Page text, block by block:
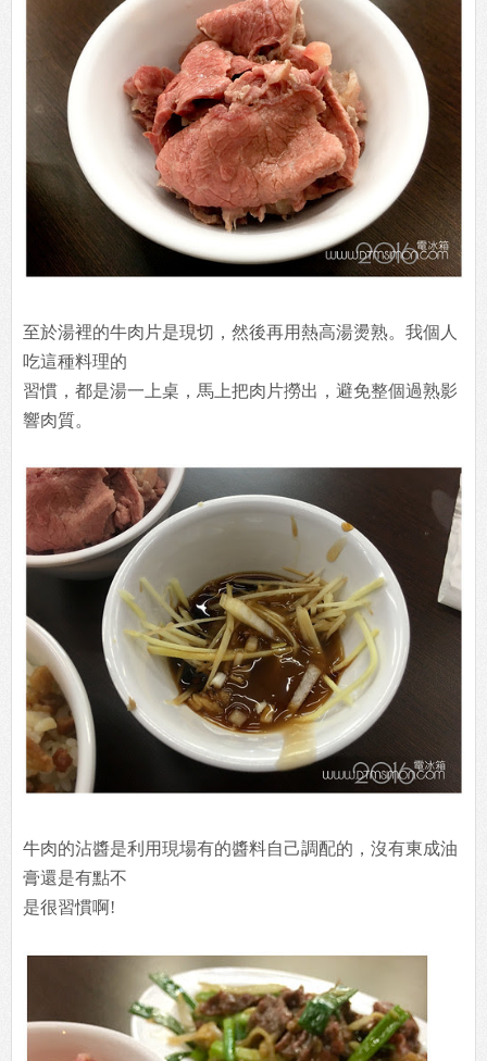
至於湯裡的牛肉片是現切，然後再用熱高湯燙熟。我個人
吃這種料理的
習慣，都是湯一上桌，馬上把肉片撈出，避免整個過熟影
響肉質。
牛肉的沾醬是利用現場有的醬料自己調配的，沒有東成油
膏還是有點不
是很習慣啊!